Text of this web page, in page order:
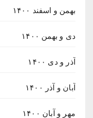
بهمن و اسفند ۱۴۰۰
دی و بهمن ۱۴۰۰
آذر و دی ۱۴۰۰
آبان و آذر ۱۴۰۰
مهر و آبان ۱۴۰۰